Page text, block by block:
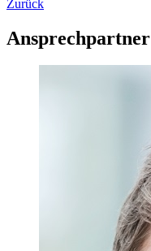
Zurück
Ansprechpartner